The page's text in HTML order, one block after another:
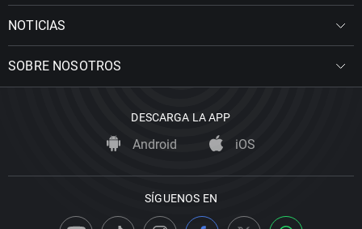
NOTICIAS
SOBRE NOSOTROS
DESCARGA LA APP
Android iOS
SÍGUENOS EN